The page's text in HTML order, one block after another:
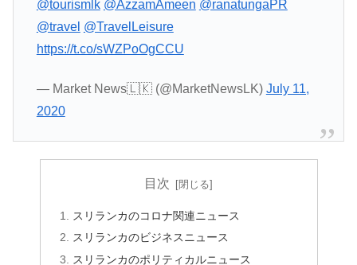
@tourismlk @AzzamAmeen @ranatungaPR
@travel @TravelLeisure
https://t.co/sWZPoOgCCU
— Market News🇱🇰 (@MarketNewsLK) July 11,
2020
目次
スリランカのコロナ関連ニュース
スリランカのビジネスニュース
スリランカのポリティカルニュース